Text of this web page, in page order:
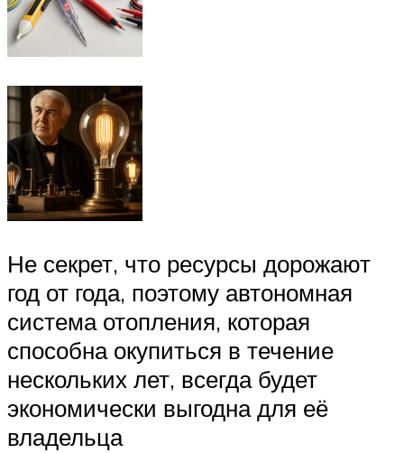
Не секрет, что ресурсы дорожают
год от года, поэтому автономная
система отопления, которая
способна окупиться в течение
нескольких лет, всегда будет
экономически выгодна для её
владельца